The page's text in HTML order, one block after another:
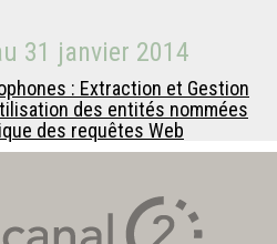
31 janvier 2014
: Extraction et Gestion
des entités nommées
des requêtes Web